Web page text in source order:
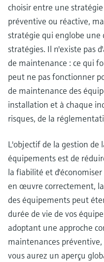
choisir entre une
préventive ou réactive,
stratégie qui englobe une
stratégies. Il n'existe pas
de maintenance : ce qui
peut ne pas fonctionner
de maintenance des
installation et à chaque
risques, de la
L'objectif de la gestion de
équipements est de
la fiabilité et
en œuvre correctement,
des équipements peut
durée de vie de vos
adoptant une approche
maintenances
vous aurez un aperçu